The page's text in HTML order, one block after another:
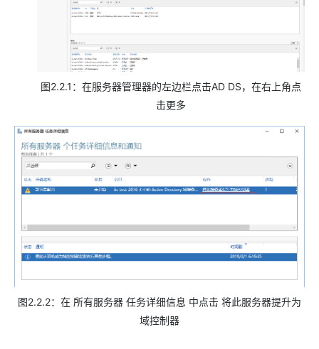
图2.2.1：在服务器管理器的左边栏点击AD DS，在右上角点
击更多
图2.2.2：在 所有服务器 任务详细信息 中点击 将此服务器提升为
域控制器